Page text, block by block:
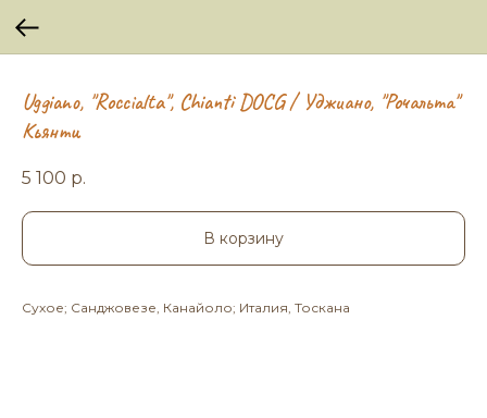
Uggiano, "Roccialta", Chianti DOCG / Уджиано, "Рочальта"
Кьянти
5 100 р.
В корзину
Сухое; Санджовезе, Канайоло; Италия, Тоскана